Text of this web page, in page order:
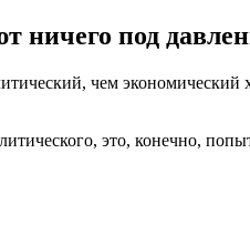
ничего под
чем экономический
это, конечно,